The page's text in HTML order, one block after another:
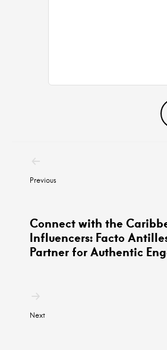
postale
Previous
Connect with the
Influencers: Facto
Partner for Authentic
Next